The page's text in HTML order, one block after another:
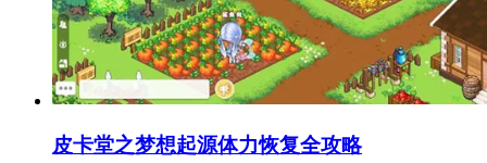
皮卡堂之梦想起源体力恢复全攻略